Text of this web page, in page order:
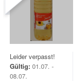
Leider verpasst!
Gültig: 01.07. -
08.07.